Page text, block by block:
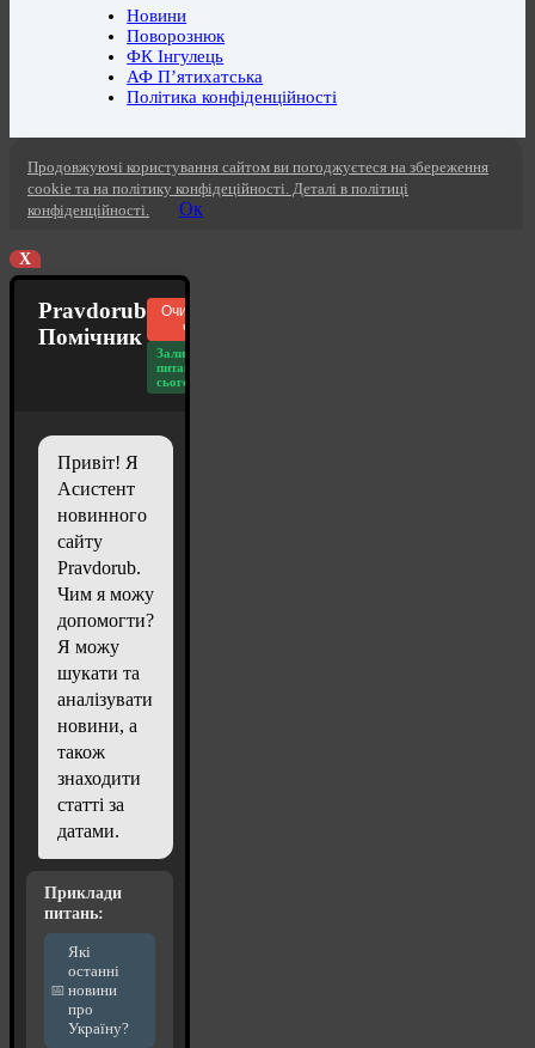
Новини
Поворознюк
ФК Інгулець
АФ П’ятихатська
Політика конфіденційності
Продовжуючі користування сайтом ви погоджуєтеся на збереження
cookie та на політику конфідеційності. Деталі в політиці
конфіденційності.
Ок
X
Pravdorub
Помічник
Очистити
чат
Залишилось
питань
сьогодні: 20
Привіт! Я
Асистент
новинного
сайту
Pravdorub.
Чим я можу
допомогти?
Я можу
шукати та
аналізувати
новини, а
також
знаходити
статті за
датами.
Приклади
питань:
Які
останні
новини
про
Україну?